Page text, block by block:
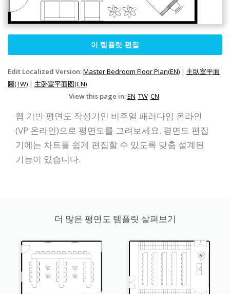
이 템플릿 편집
Edit Localized Version:Master Bedroom Floor Plan(EN) | 主臥室平面
圖(TW) | 主卧室平面图(CN)
View this page in:EN TW CN
웹 기반 평면도 작성기인 비주얼 패러다임 온라인
(VP 온라인)으로 평면도를 그려보세요. 평면도 편집
기에는 차트를 쉽게 편집할 수 있도록 맞춤 설계된
기능이 있습니다.
더 많은 평면도 템플릿 살펴보기